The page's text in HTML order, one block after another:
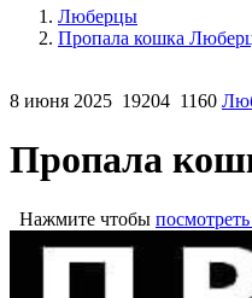
Люберцы
Пропала кошка
8 июня 2025 19204 1160
Пропала
Нажмите чтобы